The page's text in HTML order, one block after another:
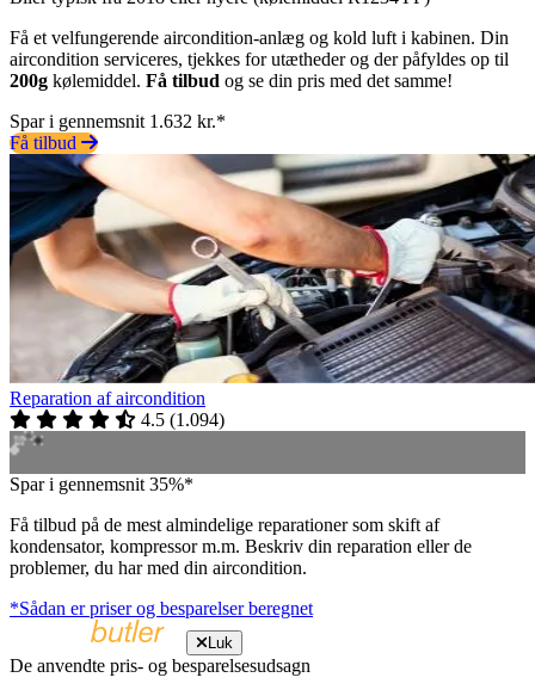
Få et velfungerende aircondition-anlæg og kold luft i kabinen. Din
aircondition serviceres, tjekkes for utætheder og der påfyldes op til
200g kølemiddel. Få tilbud og se din pris med det samme!
Spar i gennemsnit 1.632 kr.*
Få tilbud
Reparation af aircondition
4.5 (1.094)
Spar i gennemsnit 35%*
Få tilbud på de mest almindelige reparationer som skift af
kondensator, kompressor m.m. Beskriv din reparation eller de
problemer, du har med din aircondition.
*Sådan er priser og besparelser beregnet
Luk
De anvendte pris- og besparelsesudsagn